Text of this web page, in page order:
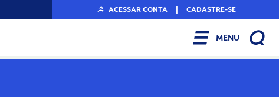
ACESSAR CONTA | CADASTRE-SE
MENU